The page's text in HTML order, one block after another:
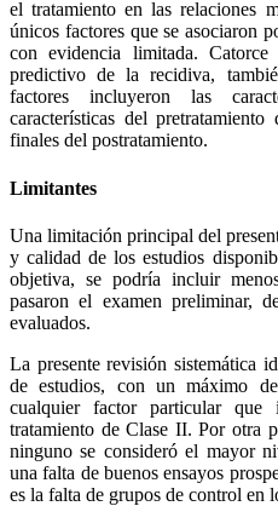
el tratamiento en las relaciones
únicos factores que se asociaron
con evidencia limitada.
predictivo de la recidiva,
factores incluyeron las
características del
finales del postratamiento.
Limitantes
Una limitación principal del
y calidad de los estudios
objetiva, se podría incluir
pasaron el examen preliminar,
evaluados.
La presente revisión sistemática
de estudios, con un máximo
cualquier factor particular
tratamiento de Clase II. Por otra
ninguno se consideró el mayor
una falta de buenos ensayos
es la falta de grupos de control en